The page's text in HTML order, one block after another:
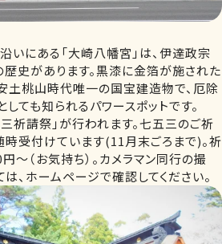
いにある「大崎八幡宮」は、伊達政宗
史があります。黒漆に金箔が施された
土桃山時代唯一の国宝建造物で、厄除
ても知られるパワースポットです。
祈請祭」が行われます。七五三のご祈
受付けています(11月末ごろまで)。祈
～（お気持ち）。カメラマン同行の撮
、ホームページで確認してください。